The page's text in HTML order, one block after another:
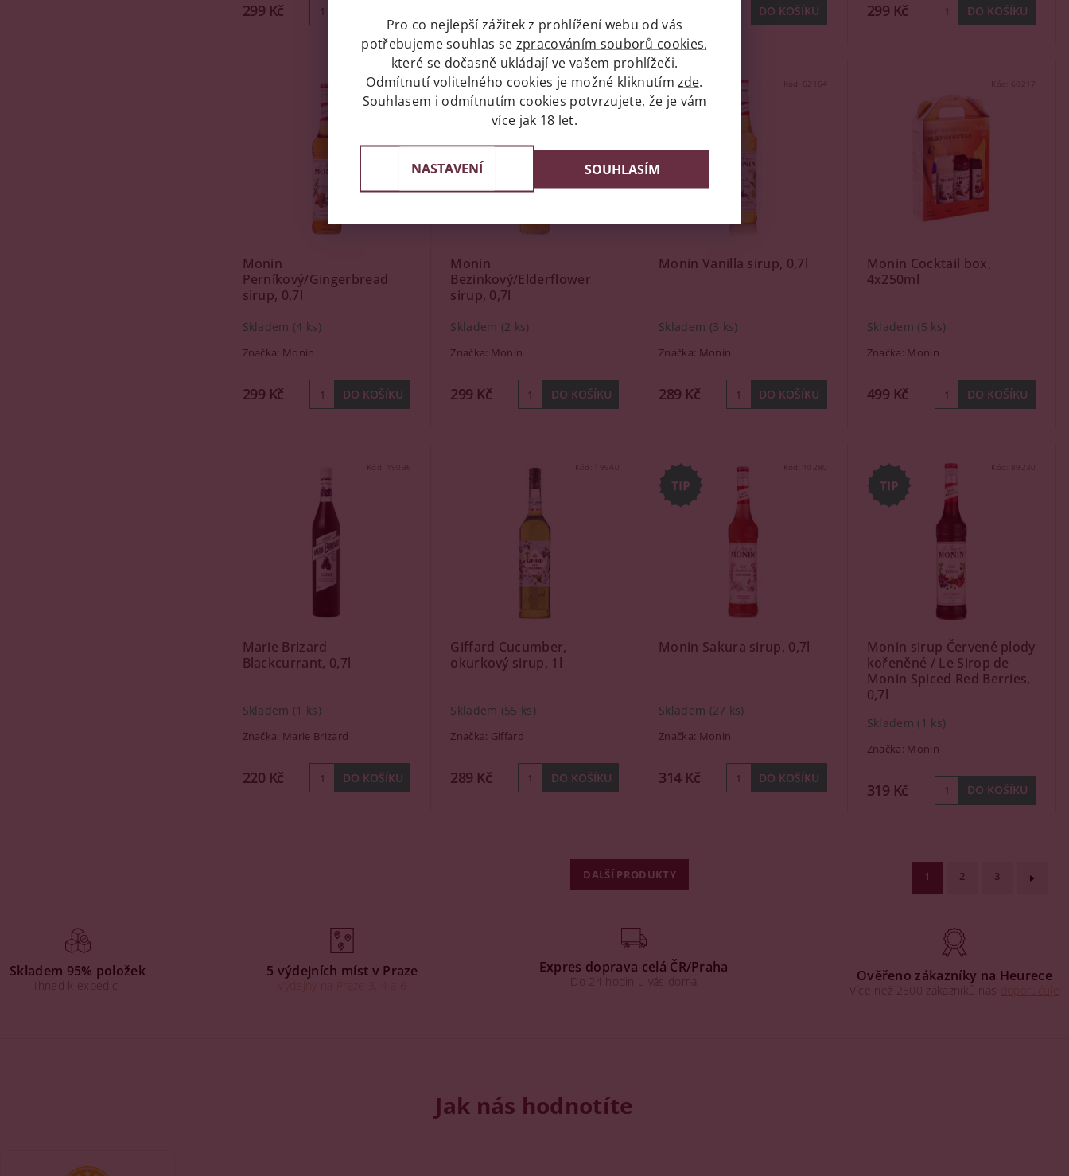
299 Kč 299 Kč
Kód:69479
Monin
Perníkový/Gingerbread
sirup, 0,7l
Skladem (4 ks)
Značka: Monin
299 Kč
Kód:67551
Monin
Bezinkový/Elderflower
sirup, 0,7l
Skladem (2 ks)
Značka: Monin
299 Kč
Kód: 62164
Monin Vanilla sirup, 0,7l
Skladem (3 ks)
Značka: Monin
289 Kč
Kód: 60217
Monin Cocktail box,
4x250ml
Skladem (5 ks)
Značka: Monin
499 Kč
Kód:
Marie Brizard
Blackcurrant, 0,7l
Skladem (1 ks)
Značka: Marie Brizard
220 Kč
Kód: 19940
Giffard Cucumber,
okurkový sirup, 1l
Skladem (55 ks)
Značka: Giffard
289 Kč
Kód: 10280
Monin Sakura sirup, 0,7l
Skladem (27 ks)
Značka: Monin
314 Kč
Kód: 89230
Monin sirup Červené plody
kořeněné / Le Sirop de
Monin Spiced Red Berries,
0,7l
Skladem (1 ks)
Značka: Monin
319 Kč
DALŠÍ PRODUKTY 1 2 3
Skladem 95% položek
Ihned k expedici
5 výdejních míst v Praze
Výdejny na Praze 3, 4 a 6
Expres doprava celá ČR/Praha
Do 24 hodin u vás doma Ověřeno zákazníky na Heurece
Více než 2500 zákazníků nás
Jak nás hodnotíte
Pro co nejlepší zážitek z prohlížení webu od vás
potřebujeme souhlas se zpracováním souborů cookies,
které se dočasně ukládají ve vašem prohlížeči.
Odmítnutí volitelného cookies je možné kliknutímzde.
Souhlasem i odmítnutím cookies potvrzujete, že je vám
více jak 18 let.
NASTAVENÍ SOUHLASÍM